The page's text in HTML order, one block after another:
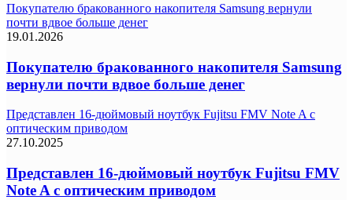
Покупателю бракованного накопителя Samsung вернули
почти вдвое больше денег
19.01.2026
Покупателю бракованного накопителя Samsung
вернули почти вдвое больше денег
Представлен 16-дюймовый ноутбук Fujitsu FMV Note A с
оптическим приводом
27.10.2025
Представлен 16-дюймовый ноутбук Fujitsu FMV
Note A с оптическим приводом